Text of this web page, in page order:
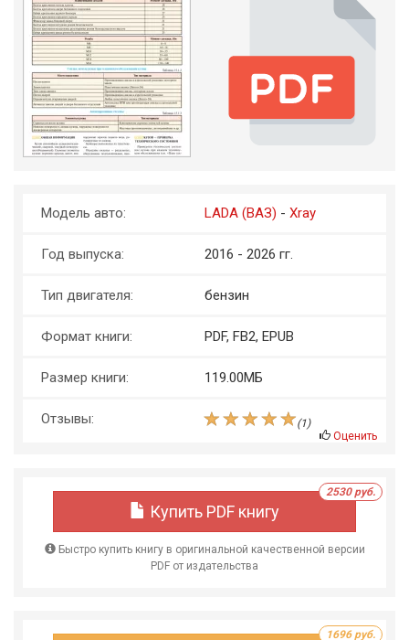
Модель авто: LADA (ВАЗ) - Xray
Год выпуска: 2016 - 2026 гг.
Тип двигателя: бензин
Формат книги: PDF, FB2, EPUB
Размер книги: 119.00МБ
Отзывы: (1)
Оценить
Купить PDF книгу
2530 руб.
Быстро купить книгу в оригинальной качественной версии
PDF от издательства
1696 руб.